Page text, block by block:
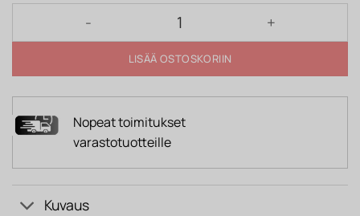
Jenkkisänky ELISABETTA tummanharmaa määrä
LISÄÄ OSTOSKORIIN
Nopeat toimitukset
varastotuotteille
Kuvaus